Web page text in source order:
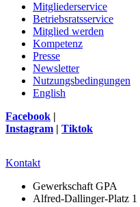
Mitgliederservice
Betriebsratsservice
Mitglied werden
Kompetenz
Presse
Newsletter
Nutzungsbedingungen
English
Facebook |
Instagram | Tiktok
Kontakt
Gewerkschaft GPA
Alfred-Dallinger-Platz 1